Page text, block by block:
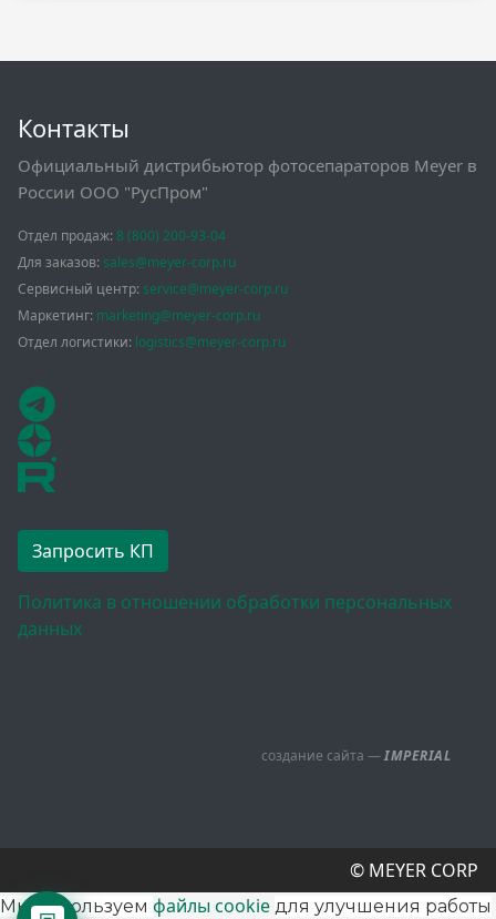
Контакты
Официальный дистрибьютор фотосепараторов Meyer в
России ООО "РусПром"
Отдел продаж: 8 (800) 200-93-04
Для заказов: sales@meyer-corp.ru
Сервисный центр: service@meyer-corp.ru
Маркетинг: marketing@meyer-corp.ru
Отдел логистики: logistics@meyer-corp.ru
Запросить КП
Политика в отношении обработки персональных
данных
создание сайта —IMPERIAL
© MEYER CORP
Мы используем файлы cookie для улучшения работы